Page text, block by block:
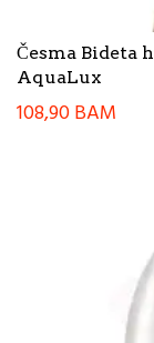
Česma Bideta
AquaLux
108,90BAM